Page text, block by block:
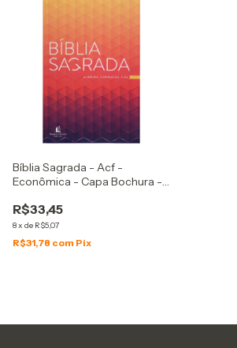
Bíblia Sagrada - Acf -
Econômica - Capa Bochura -
R$33,45
8x de R$5,07
R$31,78 com Pix